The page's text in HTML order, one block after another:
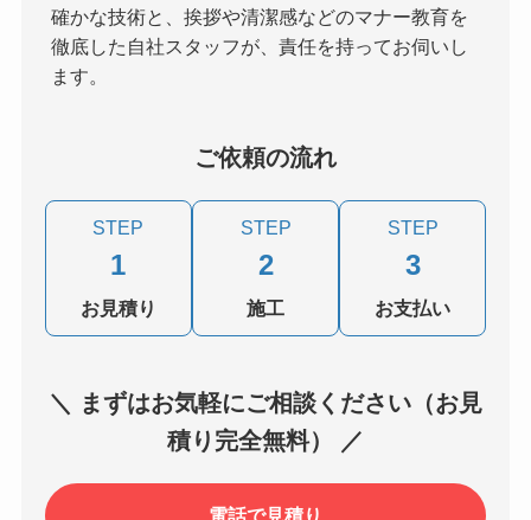
確かな技術と、挨拶や清潔感などのマナー教育を
徹底した自社スタッフが、責任を持ってお伺いし
ます。
ご依頼の流れ
STEP
1
お見積り
STEP
2
施工
STEP
3
お支払い
＼ まずはお気軽にご相談ください（お見
積り完全無料） ／
電話で見積り